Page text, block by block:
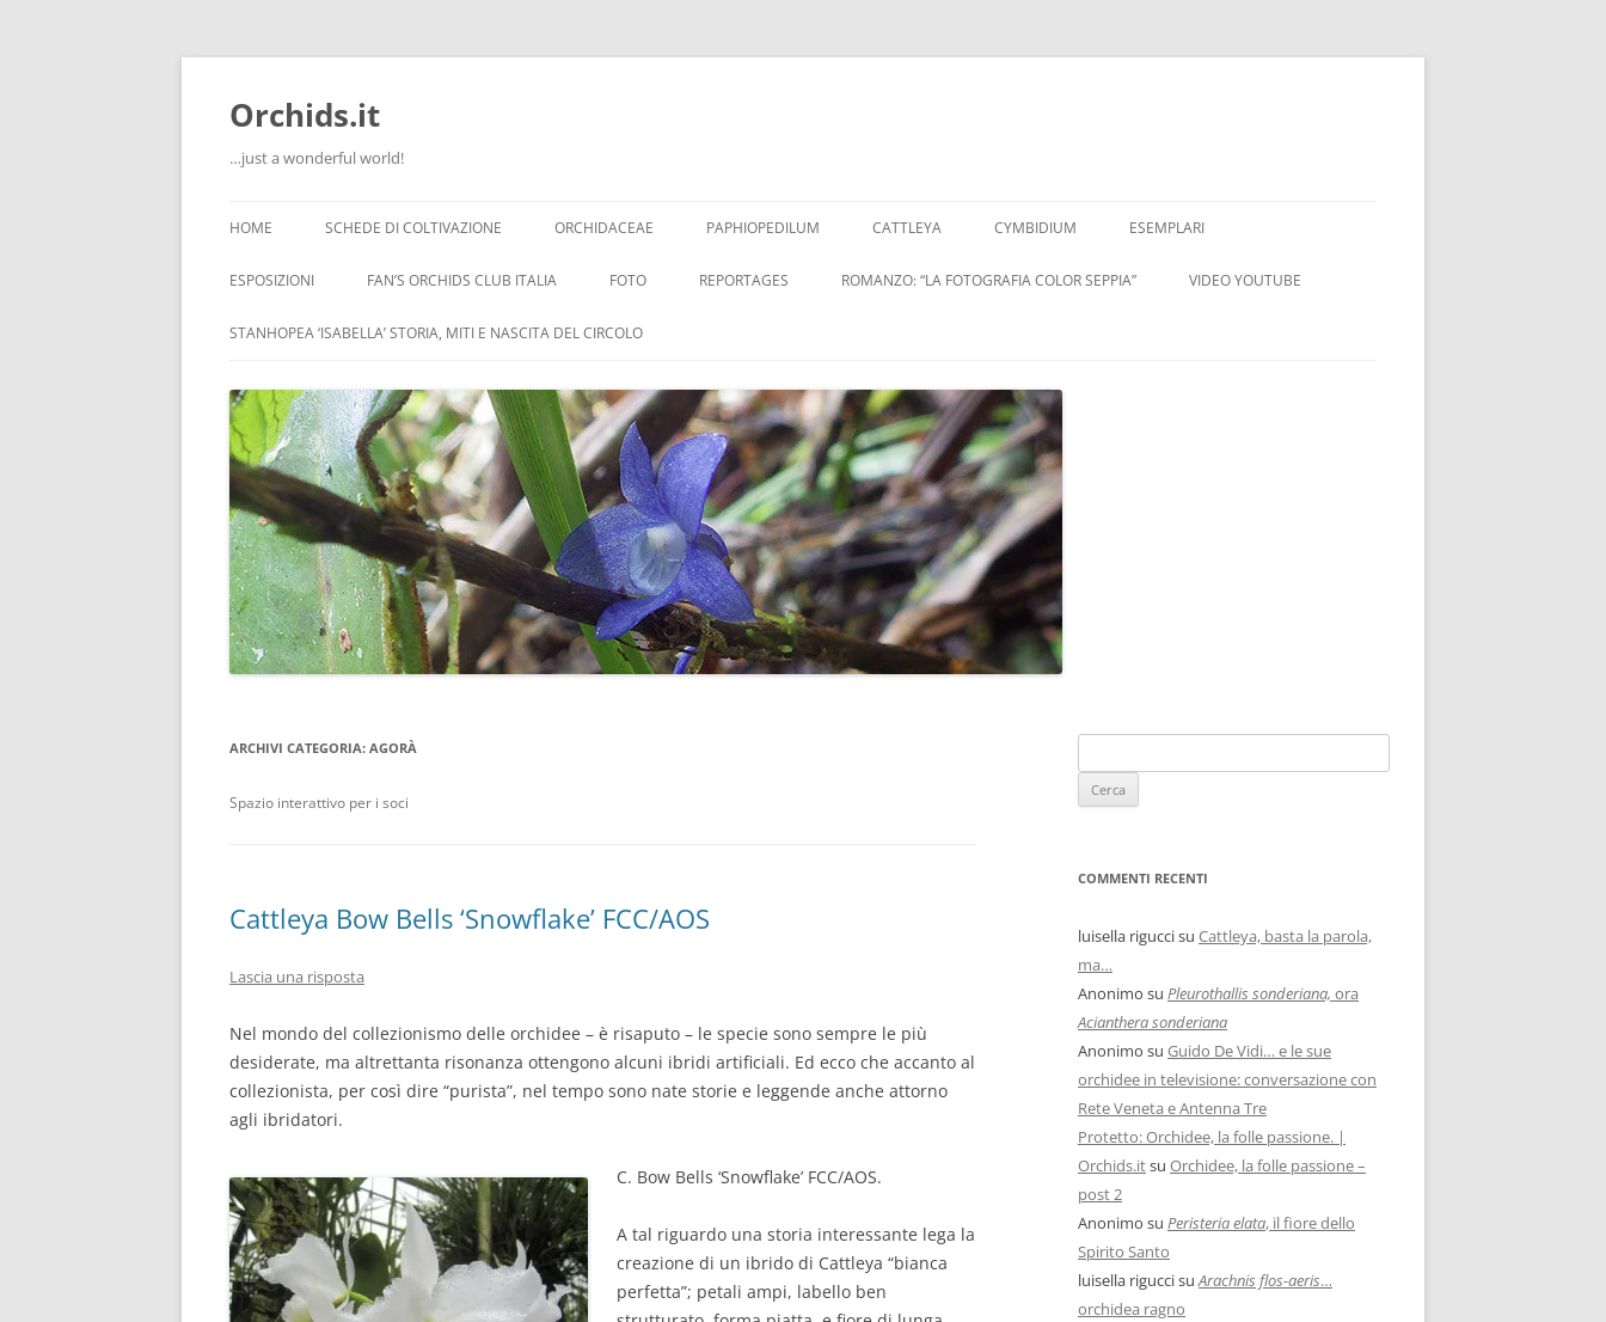
Orchids.it
…just a wonderful world!
al
HOME
INFO
LA SERRA DI GUIDO
SCHEDE DI COLTIVAZIONE ORCHIDACEAE PAPHIOPEDILUM CATTLEYA CYMBIDIUM ESEMPLARI
ESPOSIZIONI FAN’S ORCHIDS CLUB ITALIA FOTO REPORTAGES ROMANZO: “LA FOTOGRAFIA COLOR SEPPIA” VIDEO YOUTUBE
STANHOPEA ‘ISABELLA’ STORIA, MITI E NASCITA DEL CIRCOLO
ARCHIVI CATEGORIA: AGORÀ
Spazio interattivo per i soci
Cattleya Bow Bells ‘Snowflake’ FCC/AOS
Lascia una risposta
Nel mondo del collezionismo delle orchidee – è risaputo – le specie sono sempre le più
desiderate, ma altrettanta risonanza ottengono alcuni ibridi artificiali. Ed ecco che accanto al
collezionista, per così dire “purista”, nel tempo sono nate storie e leggende anche attorno
agli ibridatori.
C. Bow Bells ‘Snowflake’ FCC/AOS.
A tal riguardo una storia interessante lega la
creazione di un ibrido di Cattleya “bianca
perfetta”; petali ampi, labello ben
COMMENTI RECENTI
luisella riguccisu Cattleya, basta la parola,
ma…
Anonimo su Pleurothallis sonderiana, ora
Acianthera sonderiana
Anonimo su Guido De Vidi… e le sue
orchidee in televisione: conversazione con
Rete Veneta e Antenna Tre
Protetto: Orchidee, la folle passione. |
Orchids.itsu Orchidee, la folle passione –
post 2
Anonimo su Peristeria elata, il fiore dello
Spirito Santo
luisella riguccisuArachnis flos-aeris…
orchidea ragno